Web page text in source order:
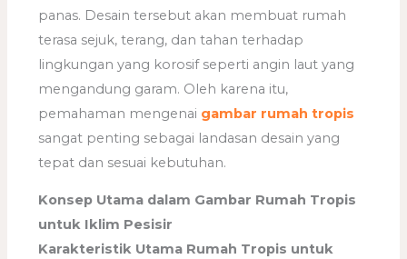
panas. Desain tersebut akan membuat rumah
terasa sejuk, terang, dan tahan terhadap
lingkungan yang korosif seperti angin laut yang
mengandung garam. Oleh karena itu,
pemahaman mengenai gambar rumah tropis
sangat penting sebagai landasan desain yang
tepat dan sesuai kebutuhan.
Konsep Utama dalam Gambar Rumah Tropis
untuk Iklim Pesisir
Karakteristik Utama Rumah Tropis untuk